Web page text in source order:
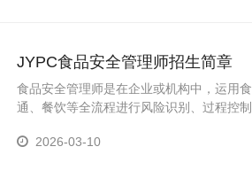
JYPC食品安全管理师招生简章
食品安全管理师是在企业或机构中，运用
通、餐饮等全流程进行风险识别、过程控
2026-03-10